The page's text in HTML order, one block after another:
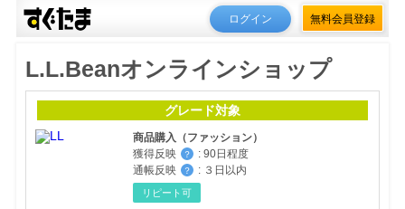
ログイン 無料会員登録
L.L.Beanオンラインショップ
グレード対象
商品購入（ファッション）
獲得反映
？ : 90日程度
通帳反映
？ : ３日以内
リピート可